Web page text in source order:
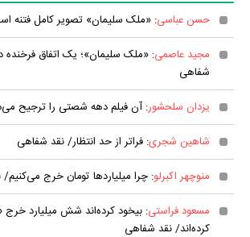
حسن عباسی: «ملک سلیمان» تصویر کامل فتنه
مجید عاصمی: «ملک سلیمان»؛ یک اتفاق فرخنده
شفاهی
یزدان سلحشور: آن فیلم دهه شصتی را ترجیح
شاهین شجری: فراتر از حد انتظار/ نقد شفاهی
منوچهر اکبرلو: چرا میلیارد‌ها تومان خرج
مسعود فراستی: بیخود کرده‌اند شش میلیارد
کرده‌اند/ نقد شفاهی